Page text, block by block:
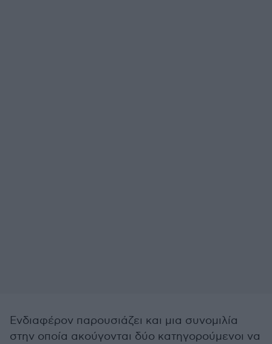
Ενδιαφέρον παρουσιάζει και μια συνομιλία
στην οποία ακούγονται δύο κατηγορούμενοι να